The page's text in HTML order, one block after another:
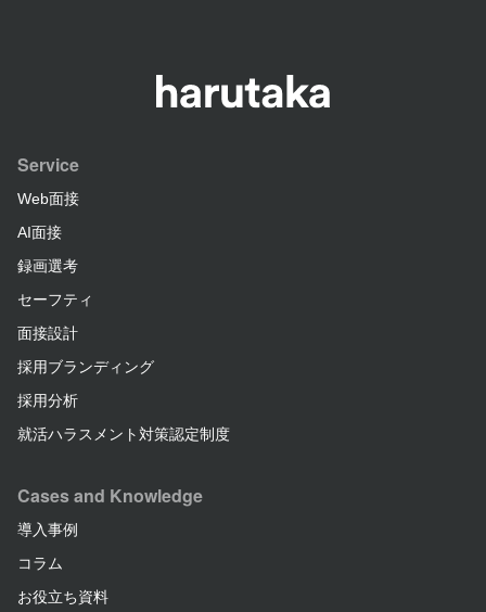
Service
Web面接
AI面接
録画選考
セーフティ
面接設計
採用ブランディング
採用分析
就活ハラスメント対策認定制度
Cases and Knowledge
導入事例
コラム
お役立ち資料